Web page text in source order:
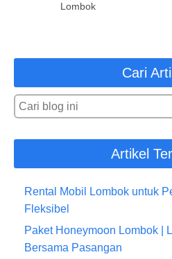
Lombok
Cari
Artikel
Rental Mobil Lombok untuk
Fleksibel
Paket Honeymoon Lombok |
Bersama Pasangan